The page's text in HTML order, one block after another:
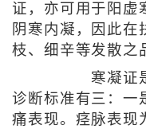
证，亦可用于阳虚
阴寒内凝，因此在
枝、细辛等发散之
寒凝证是
诊断标准有三：一
痛表现。痉脉表现